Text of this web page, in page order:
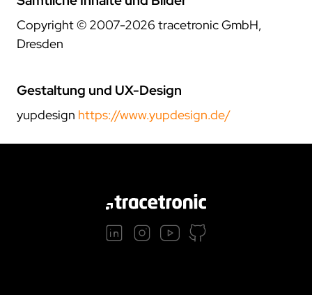
Copyright © 2007-2026 tracetronic GmbH,
Dresden
Gestaltung und UX-Design
yupdesign https://www.yupdesign.de/